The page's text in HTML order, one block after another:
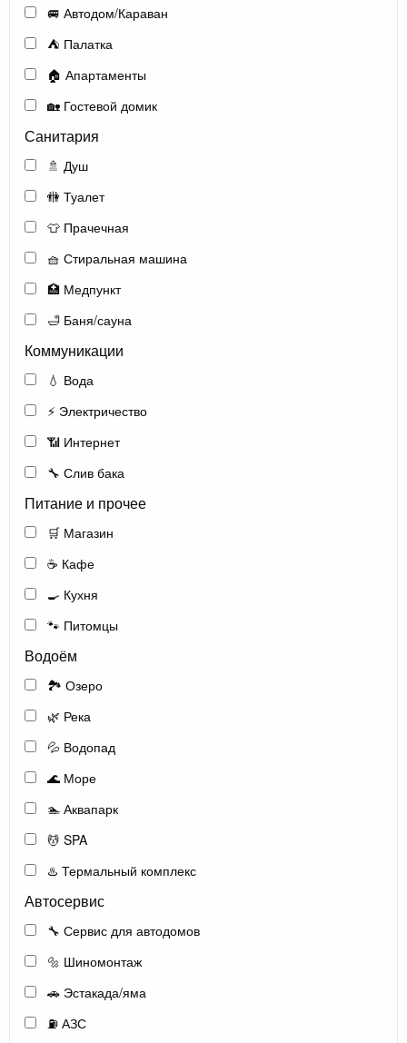
🚐 Автодом/Караван
⛺ Палатка
🏠 Апартаменты
🏡 Гостевой домик
Санитария
🚿 Душ
🚻 Туалет
👕 Прачечная
🧺 Стиральная машина
🏥 Медпункт
🛁 Баня/сауна
Коммуникации
💧 Вода
⚡ Электричество
📶 Интернет
🔧 Слив бака
Питание и прочее
🛒 Магазин
☕ Кафе
🍳 Кухня
🐾 Питомцы
Водоём
🏞️ Озеро
🌿 Река
💦 Водопад
🌊 Море
🏊 Аквапарк
💆 SPA
♨️ Термальный комплекс
Автосервис
🔧 Сервис для автодомов
🔩 Шиномонтаж
🚗 Эстакада/яма
⛽ АЗС